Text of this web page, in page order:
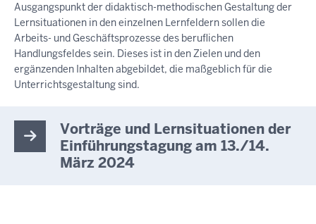
Ausgangspunkt der didaktisch-methodischen Gestaltung der
Lernsituationen in den einzelnen Lernfeldern sollen die
Arbeits- und Geschäftsprozesse des beruflichen
Handlungsfeldes sein. Dieses ist in den Zielen und den
ergänzenden Inhalten abgebildet, die maßgeblich für die
Unterrichtsgestaltung sind.
Vorträge und Lernsituationen der
Einführungstagung am 13./14.
März 2024